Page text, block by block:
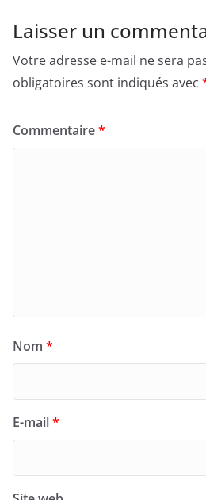
Laisser un
Votre adresse e-mail ne sera
obligatoires sont indiqués avec
Commentaire*
Nom *
E-mail*